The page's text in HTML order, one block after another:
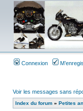
Connexion
Voir les messages sans
Index du forum » Petites